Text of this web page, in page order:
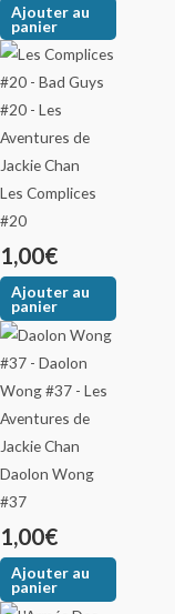
Ajouter au
panier
Les Complices
#20
1,00€
Ajouter au
panier
Daolon Wong
#37
1,00€
Ajouter au
panier